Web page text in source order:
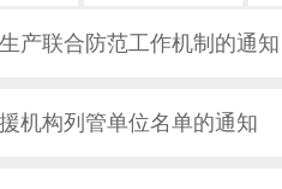
产联合防范工作机制的通知
机构列管单位名单的通知